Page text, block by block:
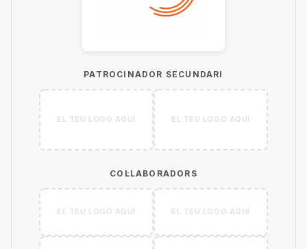
PATROCINADOR SECUNDARI
EL TEU LOGO AQUÍ EL TEU LOGO AQUÍ
COL·LABORADORS
EL TEU LOGO AQUÍ EL TEU LOGO AQUÍ